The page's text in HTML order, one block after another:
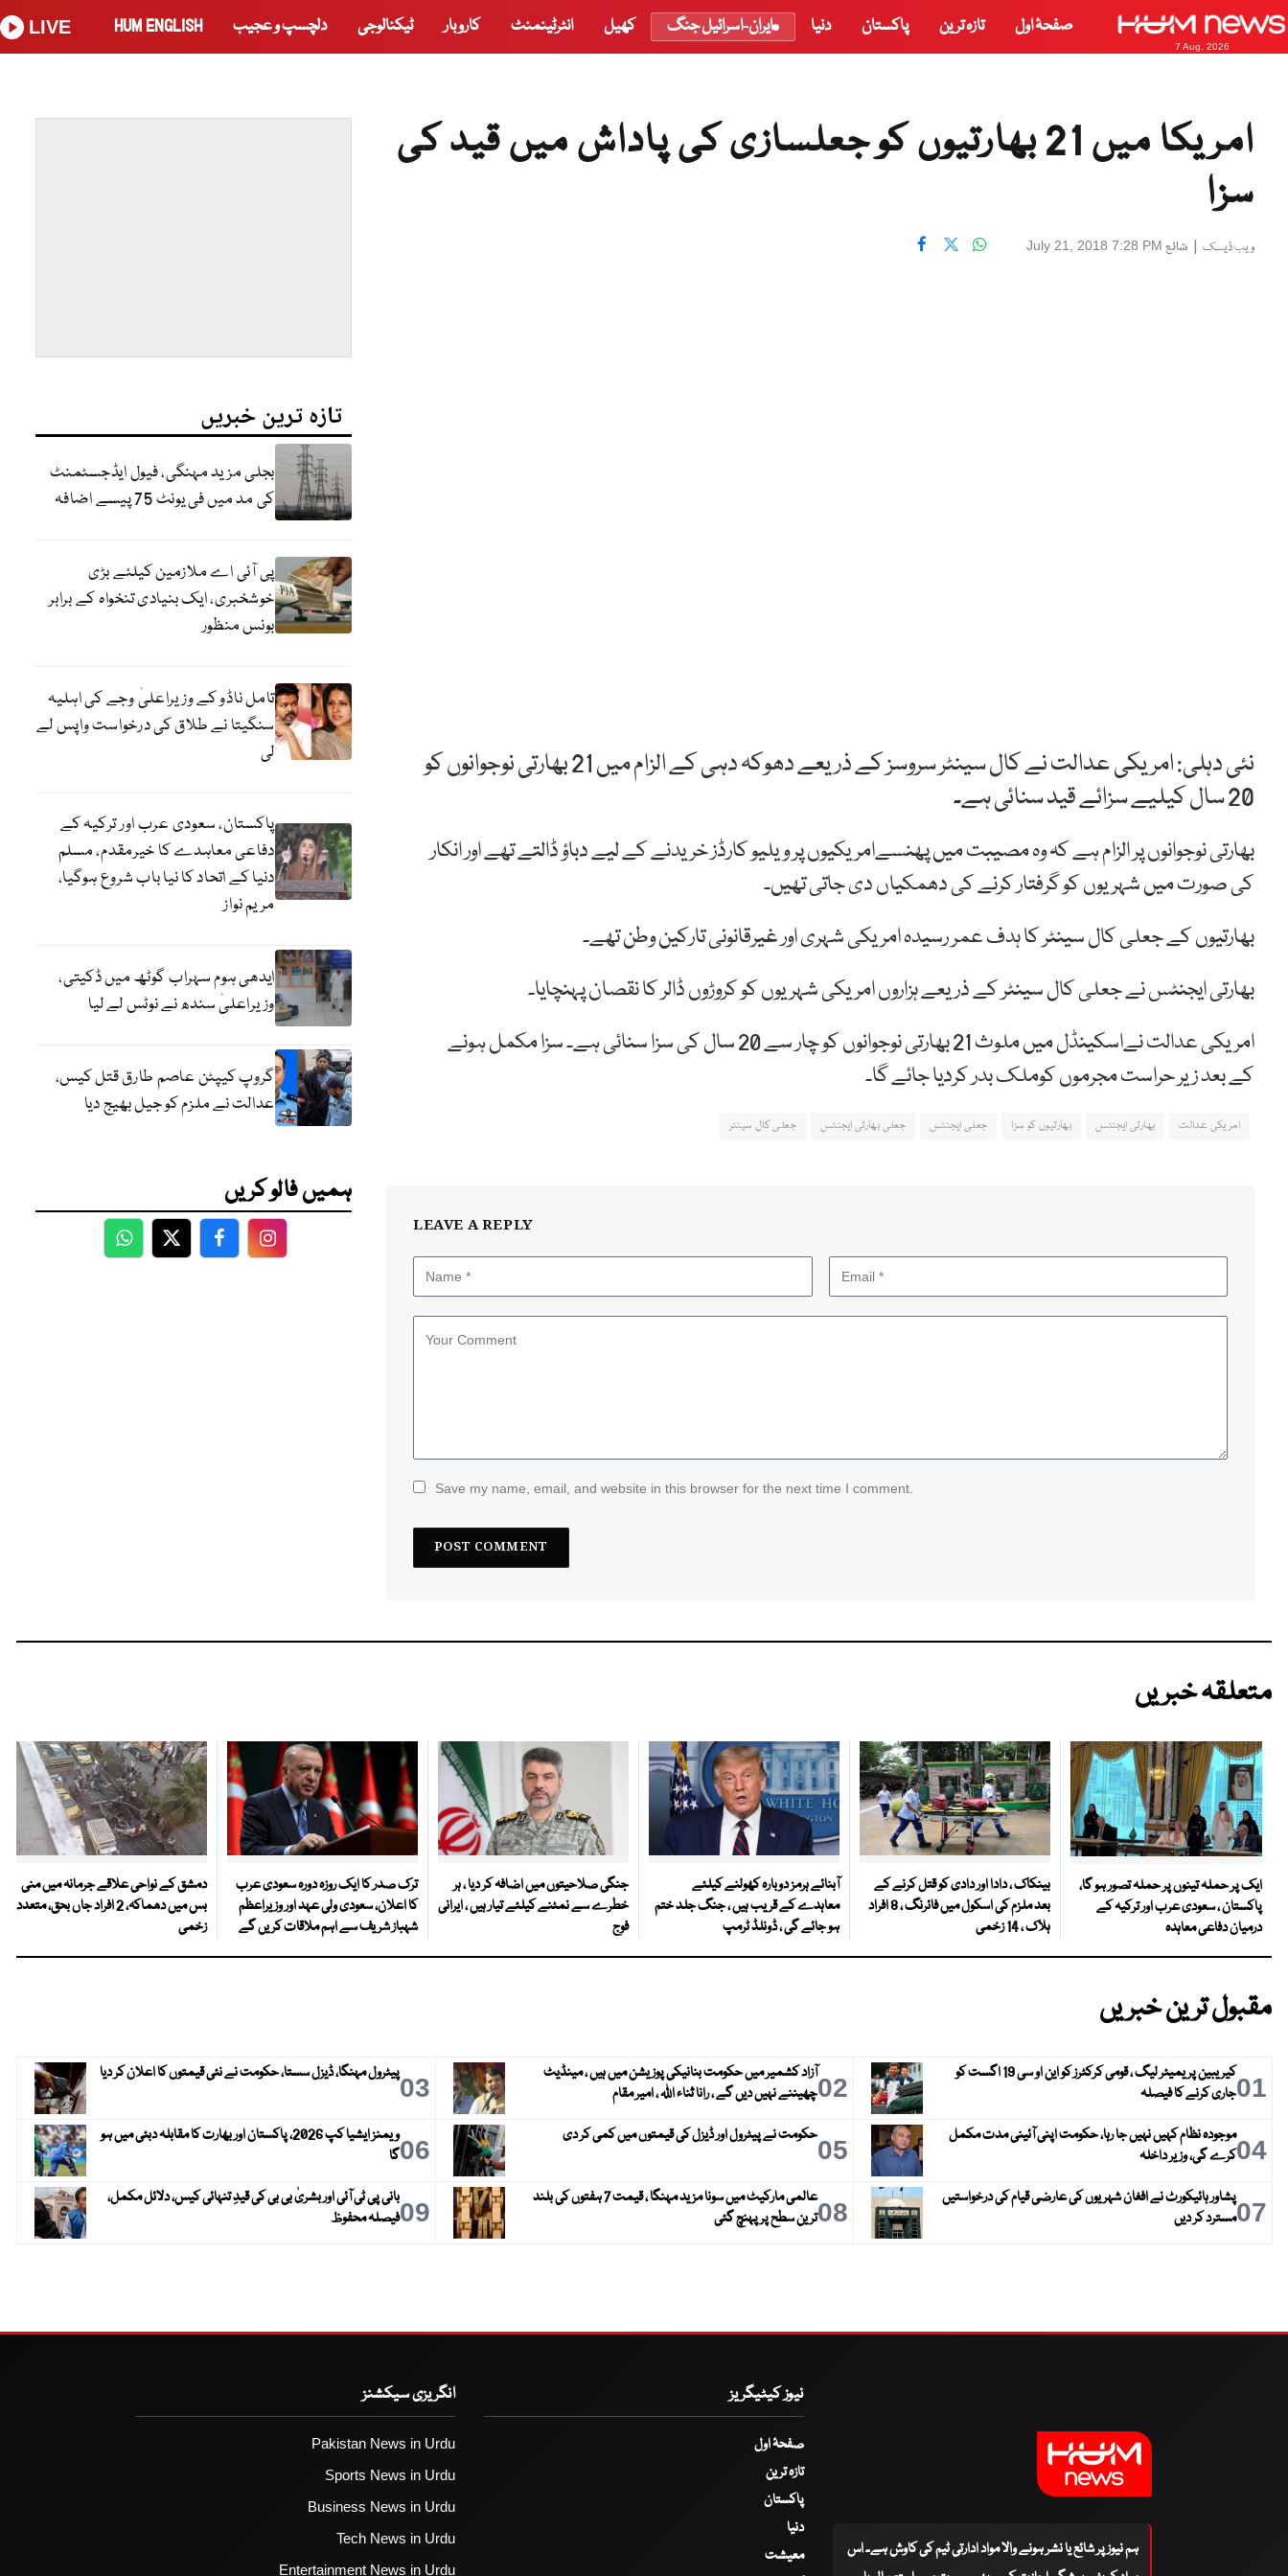
7 Aug, 2026
صفحۂ اول تازہ ترین پاکستان دنیا ایران-اسرائیل جنگ کھیل انٹرٹینمنٹ کاروبار ٹیکنالوجی دلچسپ و عجیب HUM ENGLISH
LIVE
امریکا میں 21 بھارتیوں کو جعلسازی کی پاداش میں قید کی
سزا
ویب ڈیسک | شائع July 21, 2018 7:28 PM
نئی دہلی: امریکی عدالت نے کال سینٹر سروسز کے ذریعے دھوکہ دہی کے الزام میں 21 بھارتی نوجوانوں کو
20 سال کیلیے سزائے قید سنائی ہے۔
بھارتی نوجوانوں پر الزام ہے کہ وہ مصیبت میں پھنسےامریکیوں پر ویلیو کارڈز خریدنے کے لیے دباؤ ڈالتے تھے اور انکار
کی صورت میں شہریوں کو گرفتار کرنے کی دھمکیاں دی جاتی تھیں۔
بھارتیوں کے جعلی کال سینٹر کا ہدف عمر رسیدہ امریکی شہری اور غیرقانونی تارکین وطن تھے۔
بھارتی ایجنٹس نے جعلی کال سینٹر کے ذریعے ہزاروں امریکی شہریوں کو کروڑوں ڈالر کا نقصان پہنچایا۔
امریکی عدالت نےاسکینڈل میں ملوث 21 بھارتی نوجوانوں کو چار سے 20 سال کی سزا سنائی ہے۔ سزا مکمل ہونے
کے بعد زیر حراست مجرموں کوملک بدر کردیا جائے گا۔
امریکی عدالت بھارتی ایجنٹس بھارتیوں کو سزا جعلی ایجنٹس جعلی بھارتی ایجنٹس جعلی کال سینٹر
LEAVE A REPLY
Save my name, email, and website in this browser for the next time I comment.
تازہ ترین خبریں
بجلی مزید مہنگی، فیول ایڈجسٹمنٹ
کی مد میں فی یونٹ 75 پیسے اضافہ
پی آئی اے ملازمین کیلئے بڑی
خوشخبری، ایک بنیادی تنخواہ کے برابر
بونس منظور
تامل ناڈو کے وزیراعلیٰ وجے کی اہلیہ
سنگیتا نے طلاق کی درخواست واپس لے
لی
پاکستان، سعودی عرب اور ترکیہ کے
دفاعی معاہدے کا خیرمقدم، مسلم
دنیا کے اتحاد کا نیا باب شروع ہوگیا،
مریم نواز
ایدھی ہوم سہراب گوٹھ میں ڈکیتی،
وزیراعلیٰ سندھ نے نوٹس لے لیا
گروپ کیپٹن عاصم طارق قتل کیس،
عدالت نے ملزم کو جیل بھیج دیا
ہمیں فالو کریں
WhatsApp
TwitterFacebookFacebook
متعلقہ خبریں
ایک پر حملہ تینوں پر حملہ تصور ہو گا،
پاکستان ، سعودی عرب اور ترکیہ کے
درمیان دفاعی معاہدہ
بینکاک ، دادا اور دادی کو قتل کرنے کے
بعد ملزم کی اسکول میں فائرنگ ، 8 افراد
ہلاک ، 14 زخمی
آبنائے ہرمز دوبارہ کھولنے کیلئے
معاہدے کے قریب ہیں ، جنگ جلد ختم
ہو جائے گی ، ڈونلڈ ٹرمپ
جنگی صلاحیتوں میں اضافہ کر دیا ، ہر
خطرے سے نمٹنے کیلئے تیار ہیں ، ایرانی
فوج
ترک صدر کا ایک روزہ دورہ سعودی عرب
کا اعلان، سعودی ولی عہد اور وزیراعظم
شہباز شریف سے اہم ملاقات کریں گے
دمشق کے نواحی علاقے جرمانہ میں منی
بس میں دھماکہ، 2 افراد جاں بحق، متعدد
زخمی
مقبول ترین خبریں
01
کیریبین پریمیئر لیگ ، قومی کرکٹرز کو این او سی 19 اگست کو
جاری کرنے کا فیصلہ
02آزاد کشمیر میں حکومت بنانیکی پوزیشن میں ہیں ، مینڈیٹ
چھیننے نہیں دیں گے ، رانا ثناء اللہ ، امیر مقام
03پیٹرول مہنگا، ڈیزل سستا، حکومت نے نئی قیمتوں کا اعلان کر دیا
04موجودہ نظام کہیں نہیں جا رہا، حکومت اپنی آئینی مدت مکمل
کرے گی، وزیر داخلہ
05حکومت نے پیٹرول اور ڈیزل کی قیمتوں میں کمی کر دی 06
ویمنز ایشیا کپ 2026، پاکستان اور بھارت کا مقابلہ دبئی میں ہو
گا
07پشاور ہائیکورٹ نے افغان شہریوں کی عارضی قیام کی درخواستیں
مسترد کر دیں
08
عالمی مارکیٹ میں سونا مزید مہنگا ، قیمت 7 ہفتوں کی بلند
ترین سطح پر پہنچ گئی
09بانی پی ٹی آئی اور بشریٰ بی بی کی قیدِ تنہائی کیس، دلائل مکمل،
فیصلہ محفوظ
ہم نیوز پر شائع یا نشر ہونے والا مواد ادارتی ٹیم کی کاوش ہے۔ اس
نیوز کیٹیگریز
صفحۂ اول
تازہ ترین
پاکستان
دنیا
معیشت
انگریزی سیکشنز
Pakistan News in Urdu
Sports News in Urdu
Business News in Urdu
Tech News in Urdu
Entertainment News in Urdu